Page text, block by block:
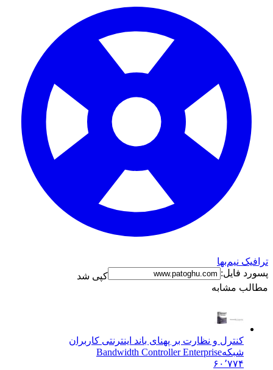
نیم‌بها
فایل:
کپی شد
مشابه
کنترل و نظارت بر پهنای باند اینترنتی کاربران
Bandwidth Controller Enterprise
۶۰٬۷۷۴